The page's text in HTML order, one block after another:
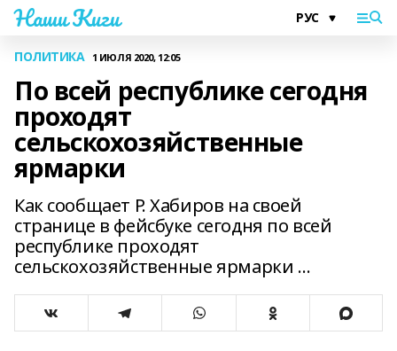
Наши Киги
ПОЛИТИКА 1 ИЮЛЯ 2020, 12:05
По всей республике сегодня
проходят
сельскохозяйственные
ярмарки
Как сообщает Р. Хабиров на своей
странице в фейсбуке сегодня по всей
республике проходят
сельскохозяйственные ярмарки …